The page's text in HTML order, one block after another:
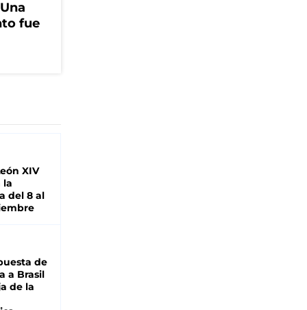
fue
XIV
la
del 8 al
de
a Brasil
de la